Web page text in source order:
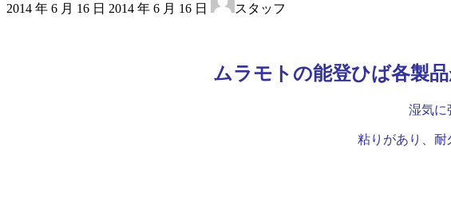
2014 年 6 月 16 日 終
2014 年 6 月 16 日 スタッフ
ムラモトの能登ひば各製
湿気に
粘りがあり、耐